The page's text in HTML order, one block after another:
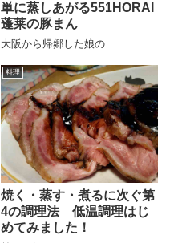
単に蒸しあがる551HORAI
蓬莱の豚まん
大阪から帰郷した娘の...
料理
焼く・蒸す・煮るに次ぐ第
4の調理法 低温調理はじ
めてみました！